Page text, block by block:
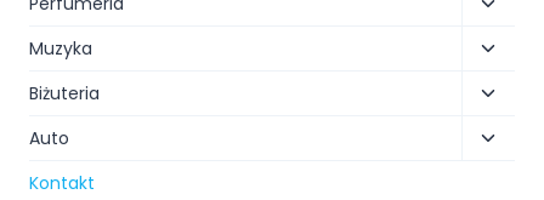
Muzyka
Biżuteria
Auto
Kontakt